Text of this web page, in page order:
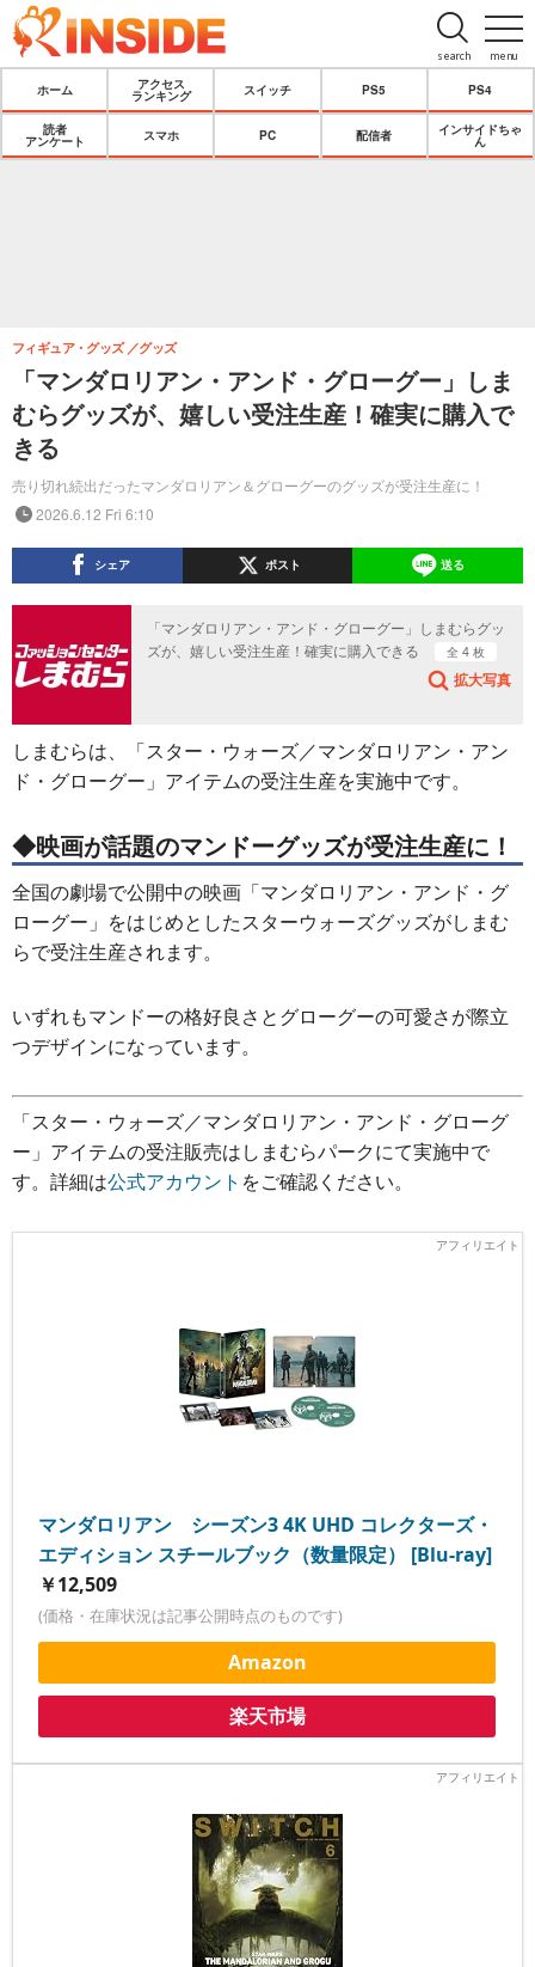
menu
search
ホーム
アクセス
ランキング
スイッチ PS5 PS4
読者
アンケート
スマホ PC 配信者
インサイドちゃ
ん
「マンダロリアン・アンド・グローグー」しま
むらグッズが、嬉しい受注生産！確実に購入で
きる
売り切れ続出だったマンダロリアン＆グローグーのグッズが受注生産に！
フィギュア・グッズ グッズ
2026.6.12 Fri 6:10
シェア ポスト 送る
「マンダロリアン・アンド・グローグー」しまむらグッ
ズが、嬉しい受注生産！確実に購入できる
全 4 枚
拡大写真
しまむらは、「スター・ウォーズ／マンダロリアン・アン
ド・グローグー」アイテムの受注生産を実施中です。
◆映画が話題のマンドーグッズが受注生産に！
全国の劇場で公開中の映画「マンダロリアン・アンド・グ
ローグー」をはじめとしたスターウォーズグッズがしまむ
らで受注生産されます。
いずれもマンドーの格好良さとグローグーの可愛さが際立
つデザインになっています。
「スター・ウォーズ／マンダロリアン・アンド・グローグ
ー」アイテムの受注販売はしまむらパークにて実施中で
す。詳細は公式アカウント をご確認ください。
マンダロリアン シーズン3 4K UHD コレクターズ・
エディション スチールブック（数量限定） [Blu-ray]
￥12,509
(価格・在庫状況は記事公開時点のものです)
Amazon
楽天市場